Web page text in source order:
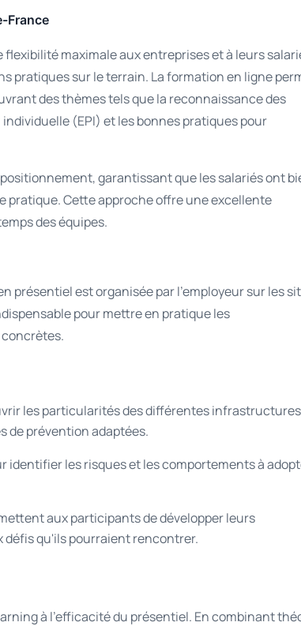
France
flexibilité maximale aux entreprises et à leurs
pratiques sur le terrain. La formation en ligne
des thèmes tels que la reconnaissance des
(EPI) et les bonnes pratiques pour
garantissant que les salariés ont
pratique. Cette approche offre une excellente
des équipes.
présentiel est organisée par l'employeur sur les
pour mettre en pratique les
les particularités des différentes infrastructures
de prévention adaptées.
identifier les risques et les comportements à
aux participants de développer leurs
qu'ils pourraient rencontrer.
à l'efficacité du présentiel. En combinant